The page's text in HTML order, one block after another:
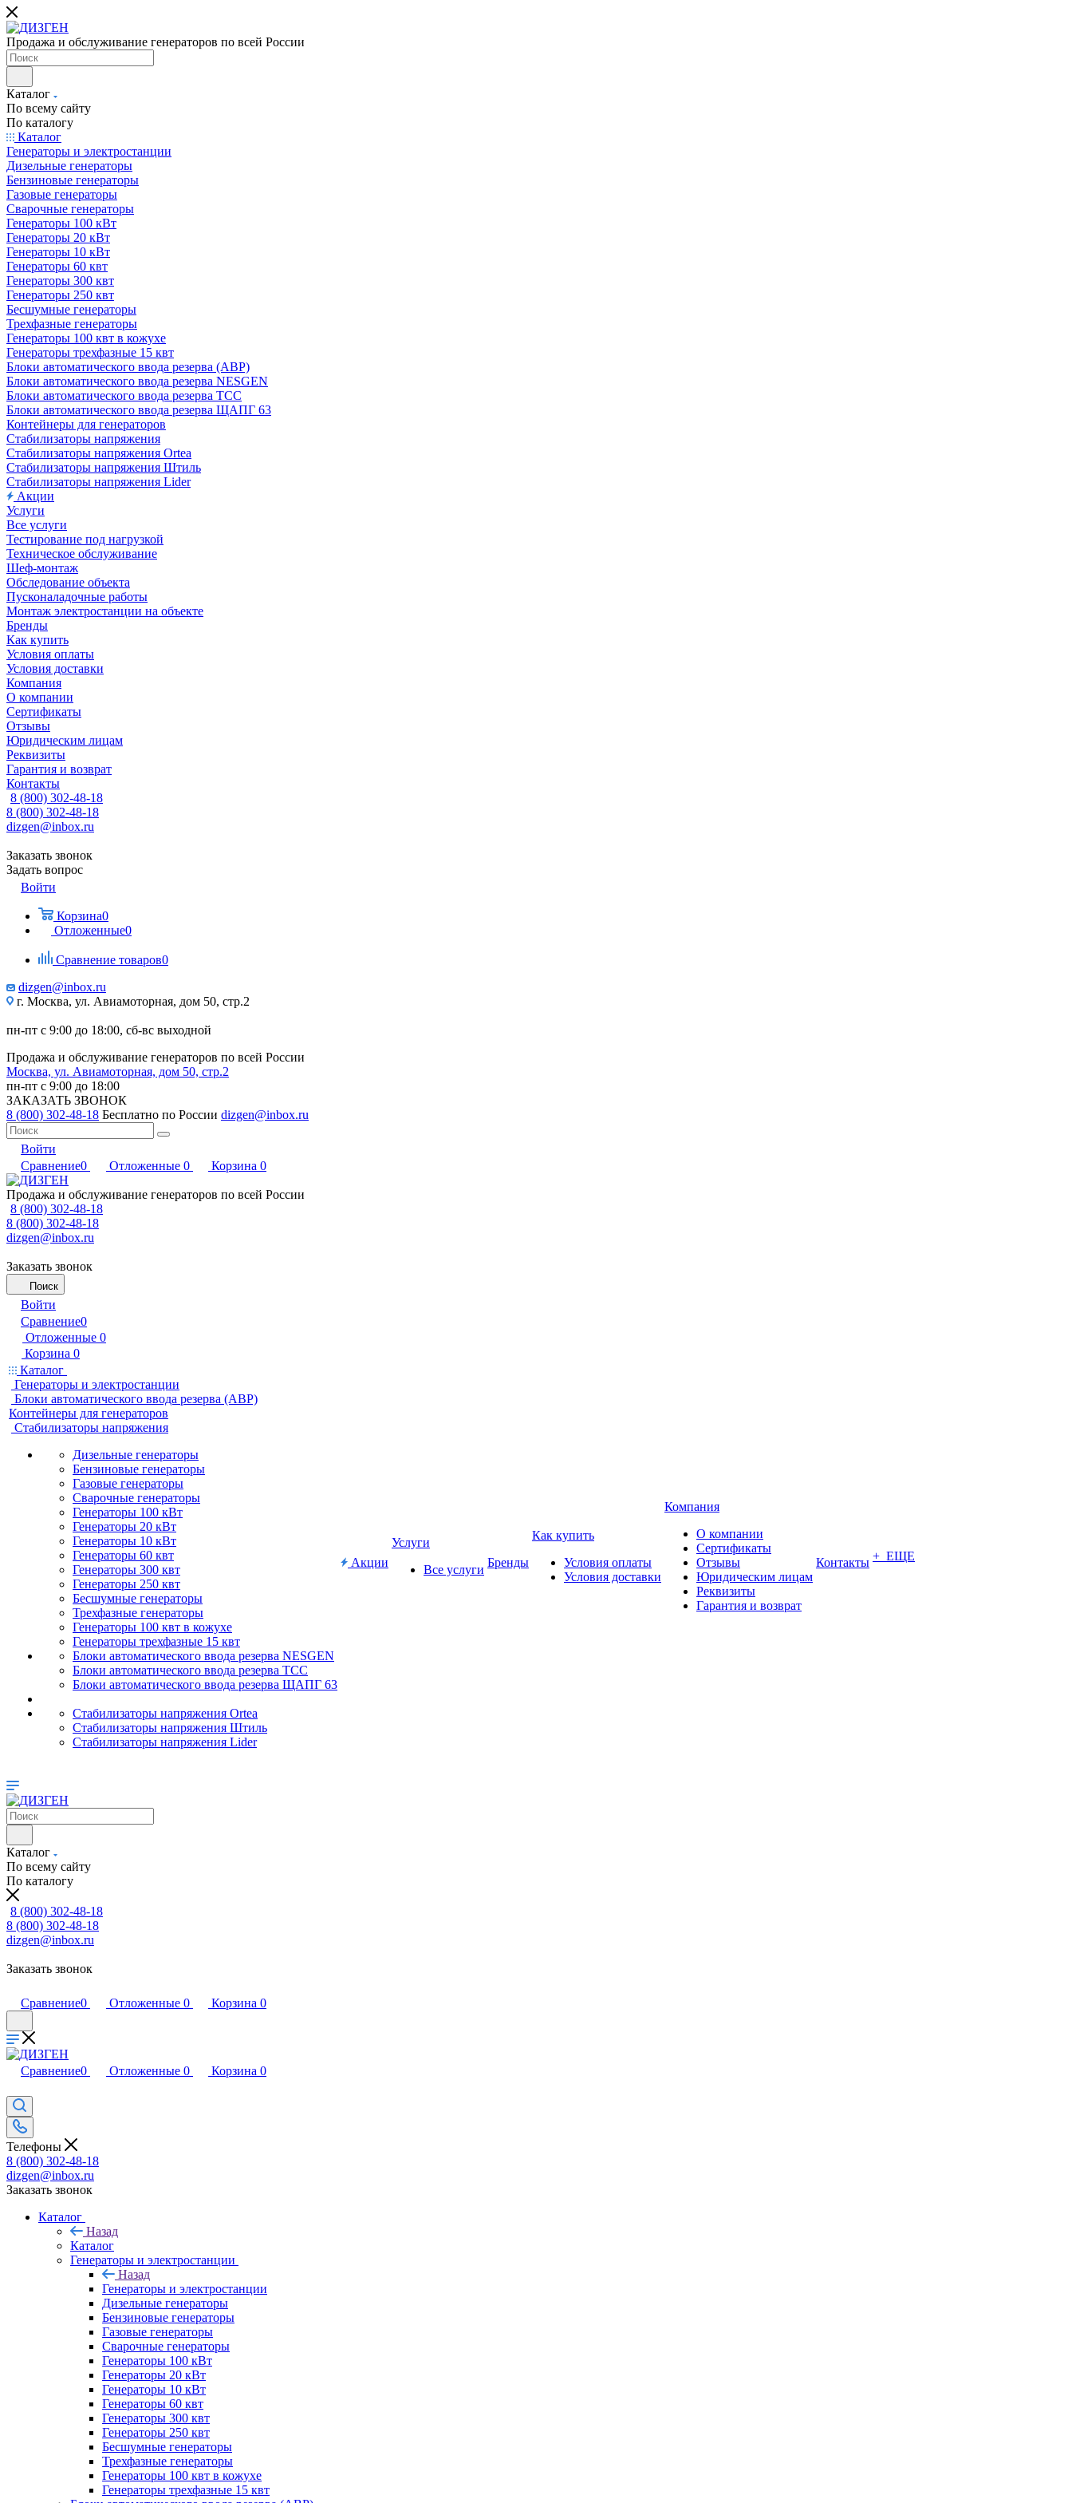
Продажа и обслуживание генераторов по всей России
Каталог
По всему сайту
По каталогу
Каталог
Генераторы и электростанции
Дизельные генераторы
Бензиновые генераторы
Газовые генераторы
Сварочные генераторы
Генераторы 100 кВт
Генераторы 20 кВт
Генераторы 10 кВт
Генераторы 60 квт
Генераторы 300 квт
Генераторы 250 квт
Бесшумные генераторы
Трехфазные генераторы
Генераторы 100 квт в кожухе
Генераторы трехфазные 15 квт
Блоки автоматического ввода резерва (АВР)
Блоки автоматического ввода резерва NESGEN
Блоки автоматического ввода резерва ТСС
Блоки автоматического ввода резерва ЩАПГ 63
Контейнеры для генераторов
Стабилизаторы напряжения
Стабилизаторы напряжения Ortea
Стабилизаторы напряжения Штиль
Стабилизаторы напряжения Lider
Акции
Услуги
Все услуги
Тестирование под нагрузкой
Техническое обслуживание
Шеф-монтаж
Обследование объекта
Пусконаладочные работы
Монтаж электростанции на объекте
Бренды
Как купить
Условия оплаты
Условия доставки
Компания
О компании
Сертификаты
Отзывы
Юридическим лицам
Реквизиты
Гарантия и возврат
Контакты
8 (800) 302-48-18
8 (800) 302-48-18
dizgen@inbox.ru
Заказать звонок
Задать вопрос
Войти
Корзина0
Отложенные0
Сравнение товаров0
dizgen@inbox.ru
г. Москва, ул. Авиамоторная, дом 50, стр.2
пн-пт с 9:00 до 18:00, сб-вс выходной
Продажа и обслуживание генераторов по всей России
Москва, ул. Авиамоторная, дом 50, стр.2
пн-пт с 9:00 до 18:00
ЗАКАЗАТЬ ЗВОНОК
8 (800) 302-48-18 Бесплатно по России dizgen@inbox.ru
Войти
Сравнение0 Отложенные 0 Корзина 0
Продажа и обслуживание генераторов по всей России
8 (800) 302-48-18
8 (800) 302-48-18
dizgen@inbox.ru
Заказать звонок
Поиск
Войти
Сравнение0
Отложенные 0
Корзина 0
Каталог
Генераторы и электростанции
Блоки автоматического ввода резерва (АВР)
Контейнеры для генераторов
Стабилизаторы напряжения
Дизельные генераторы
Бензиновые генераторы
Газовые генераторы
Сварочные генераторы
Генераторы 100 кВт
Генераторы 20 кВт
Генераторы 10 кВт
Генераторы 60 квт
Генераторы 300 квт
Генераторы 250 квт
Бесшумные генераторы
Трехфазные генераторы
Генераторы 100 квт в кожухе
Генераторы трехфазные 15 квт
Блоки автоматического ввода резерва NESGEN
Блоки автоматического ввода резерва ТСС
Блоки автоматического ввода резерва ЩАПГ 63
Стабилизаторы напряжения Ortea
Стабилизаторы напряжения Штиль
Стабилизаторы напряжения Lider
Акции
Услуги
Все услуги
Бренды
Как купить
Условия оплаты
Условия доставки
Компания
О компании
Сертификаты
Отзывы
Юридическим лицам
Реквизиты
Гарантия и возврат
Контакты + ЕЩЕ
Каталог
По всему сайту
По каталогу
8 (800) 302-48-18
8 (800) 302-48-18
dizgen@inbox.ru
Заказать звонок
Сравнение0 Отложенные 0 Корзина 0
Сравнение0 Отложенные 0 Корзина 0
Телефоны
8 (800) 302-48-18
dizgen@inbox.ru
Заказать звонок
Каталог
Назад
Каталог
Генераторы и электростанции
Назад
Генераторы и электростанции
Дизельные генераторы
Бензиновые генераторы
Газовые генераторы
Сварочные генераторы
Генераторы 100 кВт
Генераторы 20 кВт
Генераторы 10 кВт
Генераторы 60 квт
Генераторы 300 квт
Генераторы 250 квт
Бесшумные генераторы
Трехфазные генераторы
Генераторы 100 квт в кожухе
Генераторы трехфазные 15 квт